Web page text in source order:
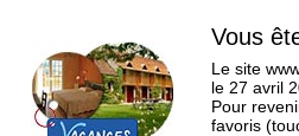
Vous
Le site
le 27 avril
Pour
favoris